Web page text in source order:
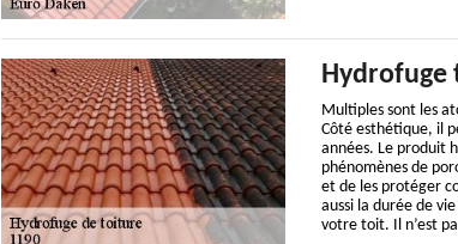
Hydrofuge
Multiples sont les
Côté esthétique, il
années. Le produit
phénomènes de
et de les protéger
aussi la durée de
votre toit. Il n’est